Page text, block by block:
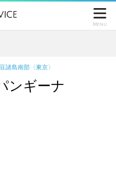

Menu
諸島南部〈東京〉
ンギーナ